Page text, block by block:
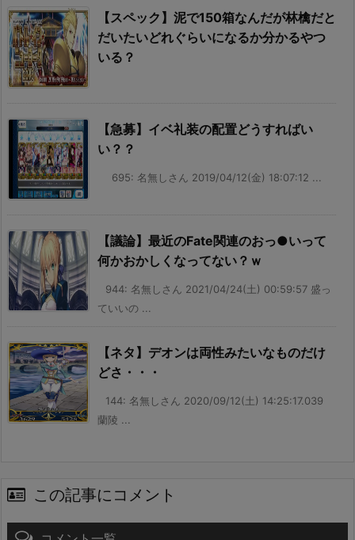
【スペック】泥で150箱なんだが林檎だと
だいたいどれぐらいになるか分かるやつ
いる？
【急募】イベ礼装の配置どうすればい
い？？
695: 名無しさん 2019/04/12(金) 18:07:12 ...
【議論】最近のFate関連のおっ●いって
何かおかしくなってない？ｗ
944: 名無しさん 2021/04/24(土) 00:59:57 盛っ
ていいの ...
【ネタ】デオンは両性みたいなものだけ
どさ・・・
144: 名無しさん 2020/09/12(土) 14:25:17.039
蘭陵 ...
この記事にコメント